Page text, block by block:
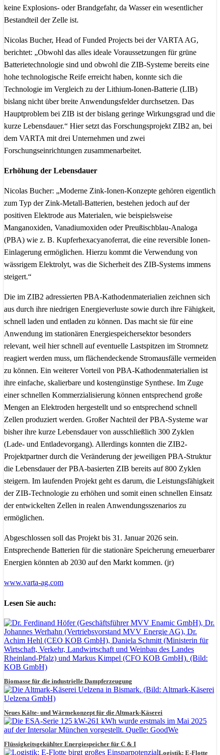
keine Explosions- oder Brandgefahr, da Wasser ein wesentlicher
Bestandteil der Zelle ist.
Nicolas Bucher, Head of Funded Projects bei der VARTA AG,
berichtet: „Obwohl das alles ideale Voraussetzungen für grüne
Batterietechnologie sind und obwohl die ZIB-Systeme bereits eine
hohe technologische Reife erreicht haben, konnte sich die
Technologie im Vergleich zu der Lithium-Ionen-Batterie (LIB)
bislang nicht über breite Anwendungsfelder durchsetzen. Das
Hauptproblem bei ZIB ist der bislang geringe Wirkungsgrad und die
kurze Lebensdauer.“ Hier setzt das Forschungsprojekt ZIB2 an, bei
dem VARTA mit drei Unternehmen und zwei
Forschungseinrichtungen zusammenarbeitet.
Erhöhung der Lebensdauer
Nicolas Bucher: „Moderne Zink-Ionen-Konzepte gehören eigentlich
zum Typ der Zink-Metall-Batterien, bestehen jedoch auf der
positiven Elektrode aus Materialen, wie beispielsweise
Manganoxiden, Vanadiumoxiden oder Preußischblau-Analoga
(PBA) wie z. B. Kupferhexacyanoferrat, die eine reversible Ionen-
Einlagerung ermöglichen. Hierzu kommt die Verwendung von
wässrigem Elektrolyt, was die Sicherheit des ZIB-Systems immens
steigert.“
Die im ZIB2 adressierten PBA-Kathodenmaterialien zeichnen sich
aus durch ihre niedrigen Energieverluste sowie durch ihre Fähigkeit,
schnell laden und entladen zu können. Das macht sie für eine
Anwendung im stationären Energiespeichersektor besonders
relevant, weil hier schnell auf eventuelle Lastspitzen im Stromnetz
reagiert werden muss, um flächendeckende Stromausfälle vermeiden
zu können. Ein weiterer Vorteil von PBA-Kathodenmaterialien ist
ihre einfache, skalierbare und kostengünstige Synthese. Im Zuge
einer schnellen Kommerzialisierung können entsprechend große
Mengen an Elektroden hergestellt und so entsprechend schnell
Zellen produziert werden. Großer Nachteil der PBA-Systeme war
bisher ihre kurze Lebensdauer von ausschließlich 300 Zyklen
(Lade- und Entladevorgang). Allerdings konnten die ZIB2-
Projektpartner durch die Veränderung der jeweiligen PBA-Struktur
die Lebensdauer der PBA-basierten ZIB bereits auf 800 Zyklen
steigern. Im laufenden Projekt geht es darum, die Leistungsfähigkeit
der ZIB-Technologie zu erhöhen und somit einen schnellen Einsatz
der entwickelten Zellen in realen Anwendungsszenarios zu
ermöglichen.
Abgeschlossen soll das Projekt bis 31. Januar 2026 sein.
Entsprechende Batterien für die stationäre Speicherung erneuerbarer
Energien könnten ab 2030 auf den Markt kommen. (jr)
www.varta-ag.com
Lesen Sie auch:
Biomasse für die industrielle Dampferzeugung
Neues Kälte- und Wärmekonzept für die Altmark-Käserei
Flüssigkeitsgekühlter Energiespeicher für C & I
Logistik: E-Flotte